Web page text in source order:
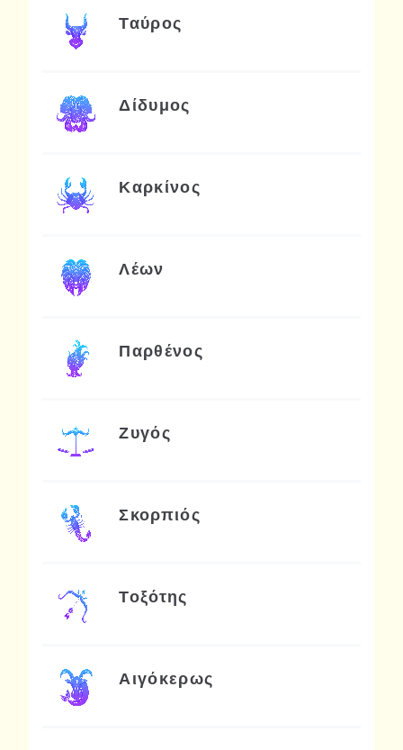
Ταύρος
Δίδυμος
Καρκίνος
Λέων
Παρθένος
Ζυγός
Σκορπιός
Τοξότης
Αιγόκερως